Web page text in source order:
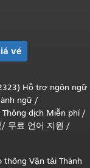
vé
Hỗ trợ ngôn ngữ
ngữ /
Thông dịch Miễn phí/
/ 무료 언어 지원 /
thông Vận tải Thành